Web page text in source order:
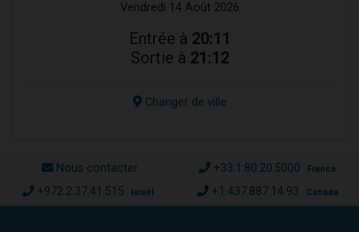
Vendredi 14 Août 2026
Entrée à 20:11
Sortie à 21:12
Changer de ville
Nous contacter +33.1.80.20.5000 France
+972.2.37.41.515 Israël +1.437.887.14.93 Canada